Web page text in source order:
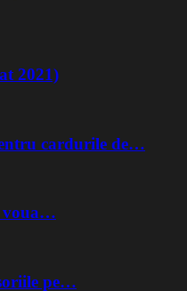
2021)
cardurile de…
voua…
pe…